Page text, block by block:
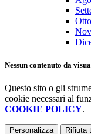
Nessun contenuto da
Questo sito o gli
cookie necessari al
COOKIE POLICY.
Personalizza Rifiuta